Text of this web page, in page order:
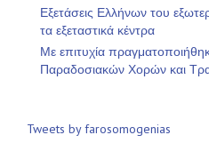
Εξετάσεις Ελλήνων του
τα εξεταστικά κέντρα
Με επιτυχία
Παραδοσιακών Χορών και
Tweets by farosomogenias